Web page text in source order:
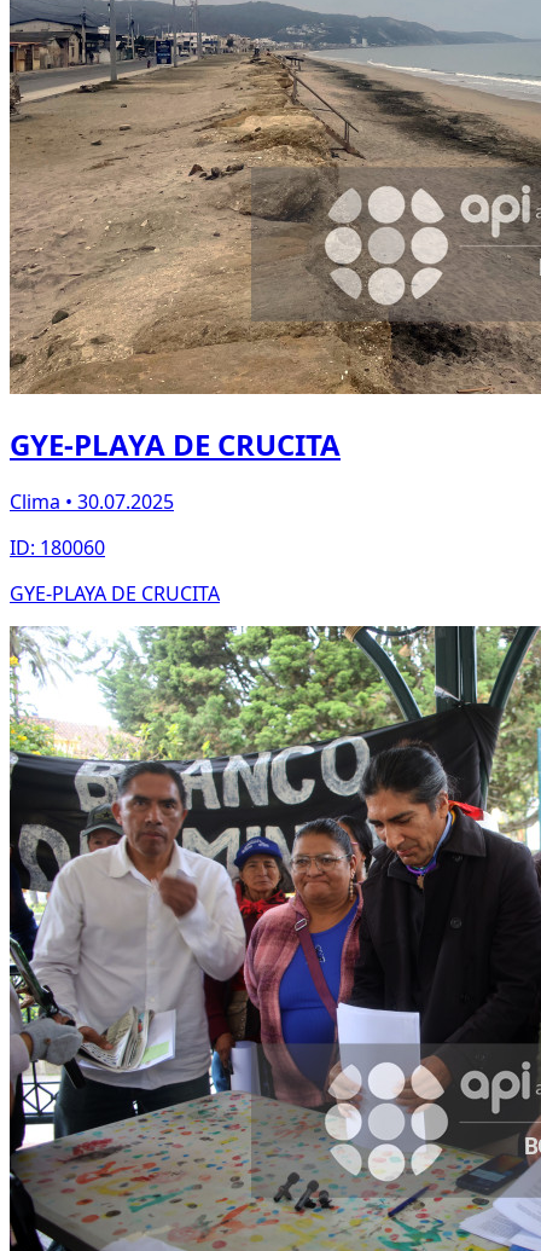
GYE-PLAYA DE CRUCITA
Clima • 30.07.2025
ID: 180060
GYE-PLAYA DE CRUCITA